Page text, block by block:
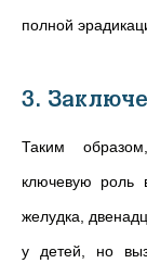
полной
3.
Таким
ключевую роль
желудка,
у детей, но